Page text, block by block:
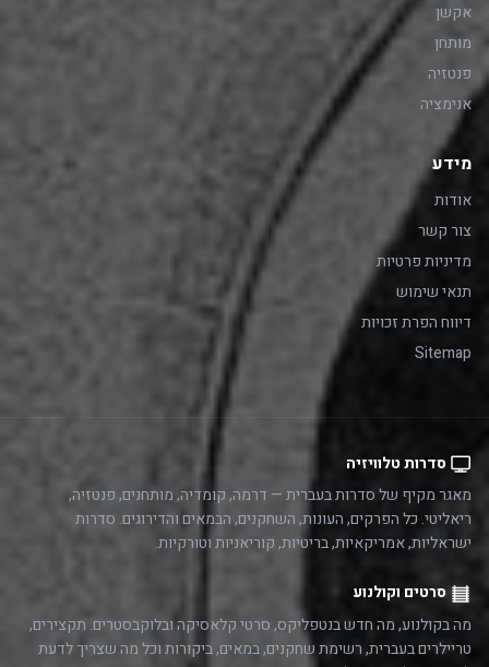
אקשן
מותחן
פנטזיה
אנימציה
מידע
אודות
צור קשר
מדיניות פרטיות
תנאי שימוש
דיווח הפרת זכויות
Sitemap
סדרות טלוויזיה
מאגר מקיף של סדרות בעברית — דרמה, קומדיה, מותחנים, פנטזיה,
ריאליטי. כל הפרקים, העונות, השחקנים, הבמאים והדירוגים. סדרות
ישראליות, אמריקאיות, בריטיות, קוריאניות וטורקיות.
סרטים וקולנוע
מה בקולנוע, מה חדש בנטפליקס, סרטי קלאסיקה ובלוקבסטרים. תקצירים,
טריילרים בעברית, רשימת שחקנים, במאים, ביקורות וכל מה שצריך לדעת